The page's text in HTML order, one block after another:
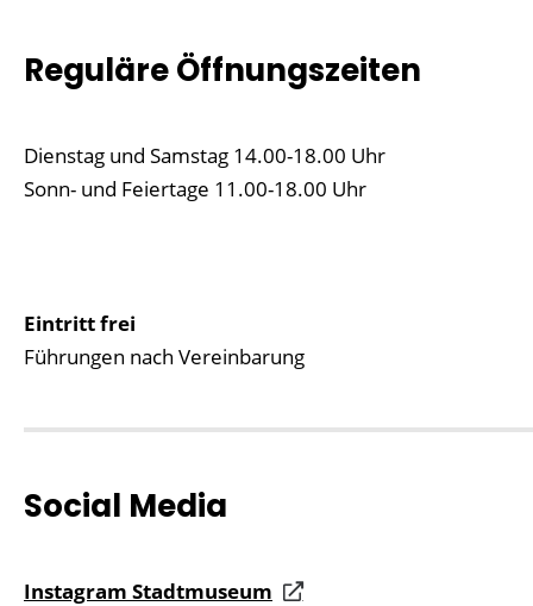
Reguläre Öffnungszeiten
Dienstag und Samstag 14.00-18.00 Uhr
Sonn- und Feiertage 11.00-18.00 Uhr
Eintritt frei
Führungen nach Vereinbarung
Social Media
Instagram Stadtmuseum